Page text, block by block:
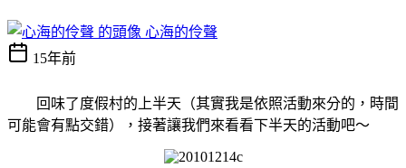
心海的伶聲
15年前
回味了度假村的上半天（其實我是依照活動來分的，時間
可能會有點交錯），接著讓我們來看看下半天的活動吧～